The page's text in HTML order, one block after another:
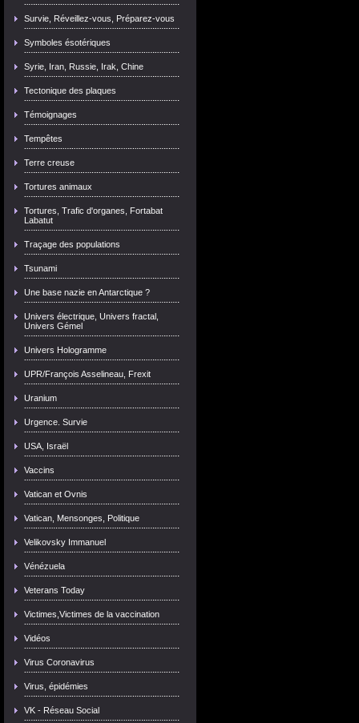
Survie, Réveillez-vous, Préparez-vous
Symboles ésotériques
Syrie, Iran, Russie, Irak, Chine
Tectonique des plaques
Témoignages
Tempêtes
Terre creuse
Tortures animaux
Tortures, Trafic d'organes, Fortabat
Labatut
Traçage des populations
Tsunami
Une base nazie en Antarctique ?
Univers électrique, Univers fractal,
Univers Gémel
Univers Hologramme
UPR/François Asselineau, Frexit
Uranium
Urgence. Survie
USA, Israël
Vaccins
Vatican et Ovnis
Vatican, Mensonges, Politique
Velikovsky Immanuel
Vénézuela
Veterans Today
Victimes,Victimes de la vaccination
Vidéos
Virus Coronavirus
Virus, épidémies
VK - Réseau Social